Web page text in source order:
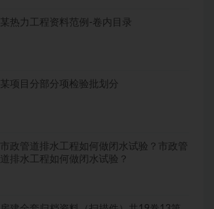
某热力工程资料范例-卷内目录
某项目分部分项检验批划分
市政管道排水工程如何做闭水试验？市政管
道排水工程如何做闭水试验？